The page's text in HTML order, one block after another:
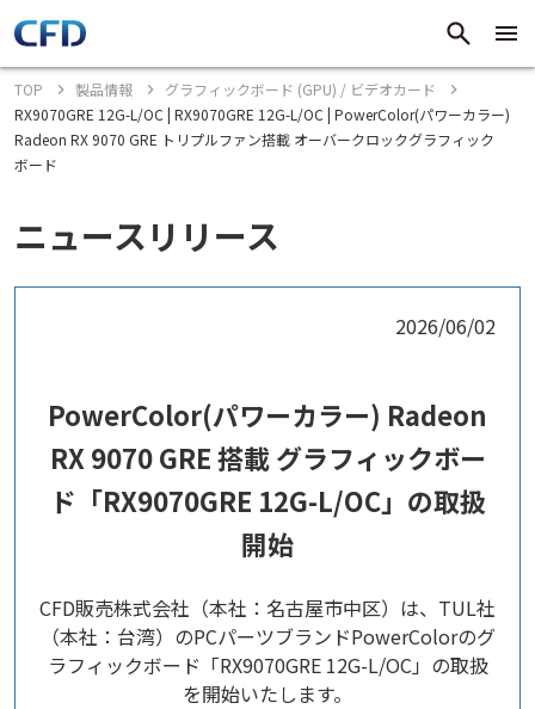
TOP 製品情報
グラフィックボード (GPU) / ビデオカード
RX9070GRE 12G-L/OC | RX9070GRE 12G-L/OC | PowerColor(パワーカラー)
Radeon RX 9070 GRE トリプルファン搭載 オーバークロックグラフィック
ボード
ニュースリリース
2026/06/02
PowerColor(パワーカラー) Radeon
RX 9070 GRE 搭載 グラフィックボー
ド「RX9070GRE 12G-L/OC」の取扱
開始
CFD販売株式会社（本社：名古屋市中区）は、TUL社
（本社：台湾）のPCパーツブランドPowerColorのグ
ラフィックボード「RX9070GRE 12G-L/OC」の取扱
を開始いたします。